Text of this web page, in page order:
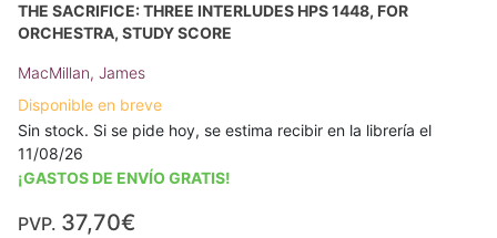
THE SACRIFICE: THREE INTERLUDES HPS 1448, FOR
ORCHESTRA, STUDY SCORE
MacMillan, James
Disponible en breve
Sin stock. Si se pide hoy, se estima recibir en la librería el
11/08/26
¡GASTOS DE ENVÍO GRATIS!
PVP. 37,70€